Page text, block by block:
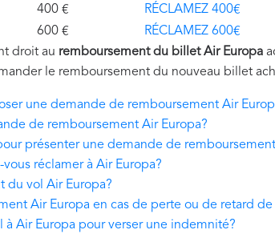
€
RÉCLAMEZ 400€
€
RÉCLAMEZ 600€
droit au remboursement du billet Air Europa
le remboursement du nouveau billet
une demande de remboursement Air
de remboursement Air Europa?
présenter une demande de
réclamer à Air Europa?
du vol Air Europa?
Air Europa en cas de perte ou de retard
Air Europa pour verser une indemnité?